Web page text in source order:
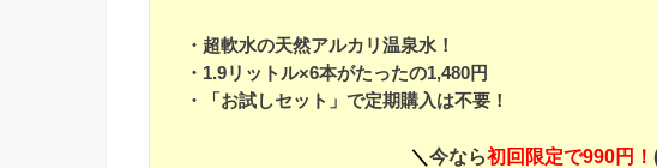
・超軟水の天然アルカリ温泉水！
・1.9リットル×6本がたったの1,480円
・「お試しセット」で定期購入は不要！
＼ 今なら初回限定で990円！